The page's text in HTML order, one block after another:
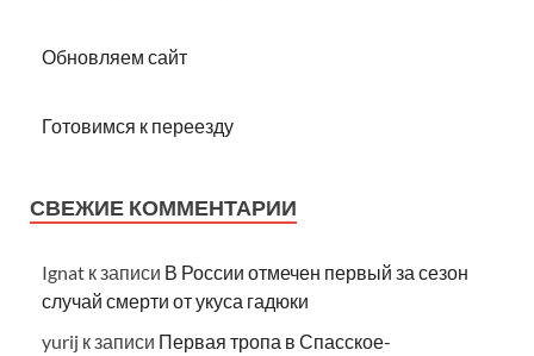
Обновляем сайт
Готовимся к переезду
СВЕЖИЕ КОММЕНТАРИИ
Ignat к записи В России отмечен первый за сезон
случай смерти от укуса гадюки
yurij к записи Первая тропа в Спасское-